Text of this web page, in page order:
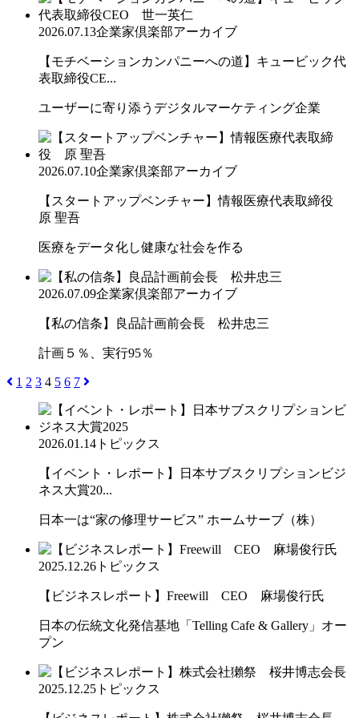
2026.07.13企業家倶楽部アーカイブ
【モチベーションカンパニーへの道】キュービック代
表取締役CE...
ユーザーに寄り添うデジタルマーケティング企業
2026.07.10企業家倶楽部アーカイブ
【スタートアップベンチャー】情報医療代表取締役
原 聖吾
医療をデータ化し健康な社会を作る
2026.07.09企業家倶楽部アーカイブ
【私の信条】良品計画前会長 松井忠三
計画５％、実行95％
1 2 3 4 5 6 7
2026.01.14 トピックス
【イベント・レポート】日本サブスクリプションビジ
ネス大賞20...
日本一は“家の修理サービス” ホームサーブ（株）
2025.12.26 トピックス
【ビジネスレポート】Freewill CEO 麻場俊行氏
日本の伝統文化発信基地「Telling Cafe & Gallery」オー
プン
2025.12.25 トピックス